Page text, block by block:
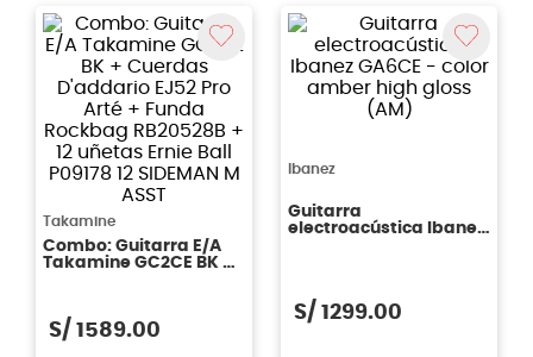
Takamine
Combo: Guitarra E/A
Takamine GC2CE BK +
uñetas Ernie Ball
P09178 12 SIDEMAN M
S/ 1589.00
Ibanez
Guitarra
electroacústica Ibanez
S/ 1299.00